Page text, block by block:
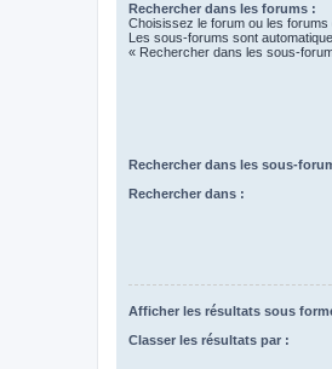
Rechercher dans les forums :
Choisissez le forum ou les
Les sous-forums sont
« Rechercher dans les sous-
Rechercher dans les sous-
Rechercher dans :
Afficher les résultats sous
Classer les résultats par :